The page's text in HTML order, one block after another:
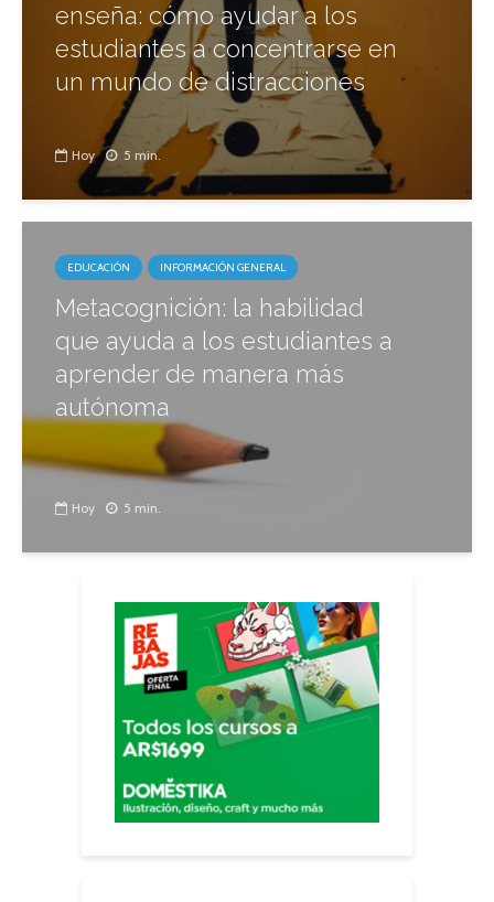
enseña: cómo ayudar a los
estudiantes a concentrarse en
un mundo de distracciones
Hoy 5 min.
EDUCACIÓN INFORMACIÓN GENERAL
Metacognición: la habilidad
que ayuda a los estudiantes a
aprender de manera más
autónoma
Hoy 5 min.